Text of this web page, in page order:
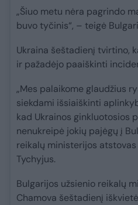
„Šiuo metu nėra pagrindo
buvo tyčinis“, – teigė
Ukraina šeštadienį tvirtino,
ir pažadėjo paaiškinti
„Mes palaikome glaudžius
siekdami išsiaiškinti
kad Ukrainos ginkluotosios
nenukreipė jokių pajėgų į
reikalų ministerijos
Tychyjus.
Bulgarijos užsienio reikalų
Chamova šeštadienį